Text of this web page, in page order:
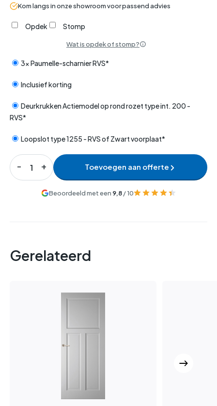
Kom langs in onze showroom voor passend advies
Opdek Stomp
Wat is opdek of stomp?
3x Paumelle-scharnier RVS*
Inclusief korting
Deurkrukken Actiemodel op rond rozet type int. 200 -
RVS*
Loopslot type 1255 - RVS of Zwart voorplaat*
Toevoegen aan offerte
Beoordeeld met een 9,8/ 10
Gerelateerd